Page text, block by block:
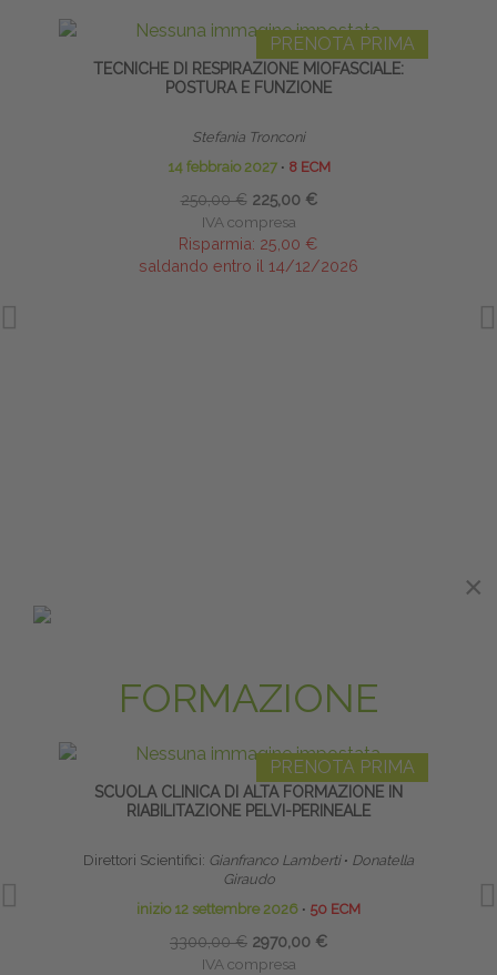
PRENOTA PRIMA
TECNICHE DI RESPIRAZIONE MIOFASCIALE:
POSTURA E FUNZIONE
Stefania Tronconi
14 febbraio 2027 ∙ 8 ECM
250,00 € 225,00 €
IVA compresa
Risparmia: 25,00 €
saldando entro il 14/12/2026
FORMAZIONE
PRENOTA PRIMA
SCUOLA CLINICA DI ALTA FORMAZIONE IN
RIABILITAZIONE PELVI-PERINEALE
Direttori Scientifici: Gianfranco Lamberti ∙ Donatella
Giraudo
inizio 12 settembre 2026 ∙ 50 ECM
3300,00 € 2970,00 €
IVA compresa
×
×